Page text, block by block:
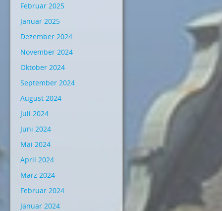
Februar 2025
Januar 2025
Dezember 2024
November 2024
Oktober 2024
September 2024
August 2024
Juli 2024
Juni 2024
Mai 2024
April 2024
März 2024
Februar 2024
Januar 2024